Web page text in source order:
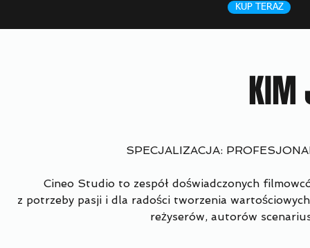
KUP TERAZ
KIM
SPECJALIZACJA:
Cineo Studio to zespół doświadczonych
z potrzeby pasji i dla radości tworzenia
reżyserów, autorów